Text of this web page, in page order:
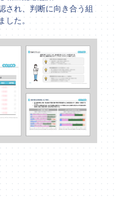
され、判断に向き合う組
した。